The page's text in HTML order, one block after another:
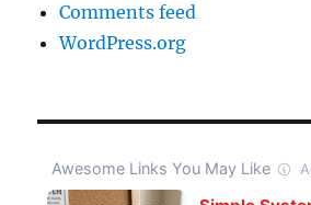
Comments feed
WordPress.org